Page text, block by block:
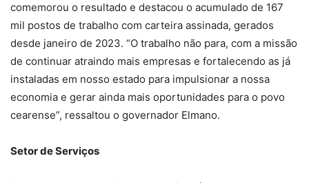
comemorou o resultado e destacou o acumulado de 167
mil postos de trabalho com carteira assinada, gerados
desde janeiro de 2023. “O trabalho não para, com a missão
de continuar atraindo mais empresas e fortalecendo as já
instaladas em nosso estado para impulsionar a nossa
economia e gerar ainda mais oportunidades para o povo
cearense”, ressaltou o governador Elmano.
Setor de Serviços